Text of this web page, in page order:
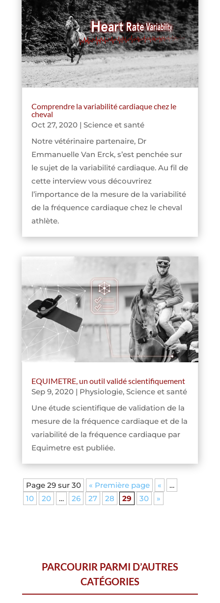
Comprendre la variabilité cardiaque chez le
cheval
Oct 27, 2020| Science et santé
Notre vétérinaire partenaire, Dr
Emmanuelle Van Erck, s’est penchée sur
le sujet de la variabilité cardiaque. Au fil de
cette interview vous découvrirez
l’importance de la mesure de la variabilité
de la fréquence cardiaque chez le cheval
athlète.
EQUIMETRE, un outil validé scientifiquement
Sep 9, 2020| Physiologie, Science et santé
Une étude scientifique de validation de la
mesure de la fréquence cardiaque et de la
variabilité de la fréquence cardiaque par
Equimetre est publiée.
Page 29 sur 30 « Première page «
…
10
20 … 26 27 28 29 30 »
PARCOURIR PARMI D’AUTRES
CATÉGORIES